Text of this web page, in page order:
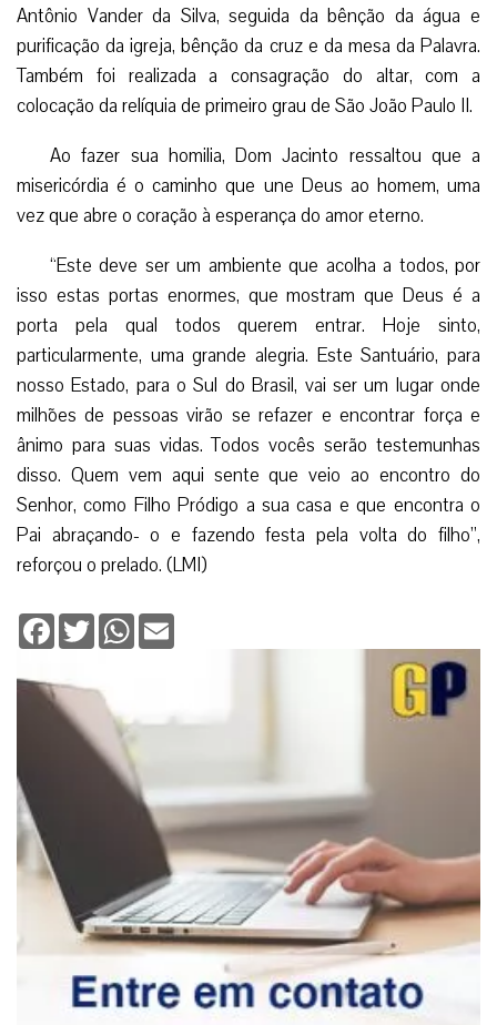
Antônio Vander da Silva, seguida da bênção da água e
purificação da igreja, bênção da cruz e da mesa da Palavra.
Também foi realizada a consagração do altar, com a
colocação da relíquia de primeiro grau de São João Paulo II.
Ao fazer sua homilia, Dom Jacinto ressaltou que a
misericórdia é o caminho que une Deus ao homem, uma
vez que abre o coração à esperança do amor eterno.
“Este deve ser um ambiente que acolha a todos, por
isso estas portas enormes, que mostram que Deus é a
porta pela qual todos querem entrar. Hoje sinto,
particularmente, uma grande alegria. Este Santuário, para
nosso Estado, para o Sul do Brasil, vai ser um lugar onde
milhões de pessoas virão se refazer e encontrar força e
ânimo para suas vidas. Todos vocês serão testemunhas
disso. Quem vem aqui sente que veio ao encontro do
Senhor, como Filho Pródigo a sua casa e que encontra o
Pai abraçando- o e fazendo festa pela volta do filho”,
reforçou o prelado. (LMI)
Facebook
TwitterWhatsApp